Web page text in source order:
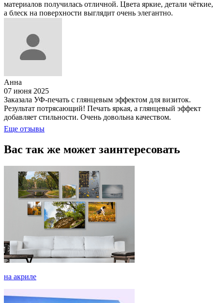
материалов получилась отличной. Цвета яркие, детали чёткие,
а блеск на поверхности выглядит очень элегантно.
Анна
07 июня 2025
Заказала УФ-печать с глянцевым эффектом для визиток.
Результат потрясающий! Печать яркая, а глянцевый эффект
добавляет стильности. Очень довольна качеством.
Еще отзывы
Вас так же может заинтересовать
на акриле